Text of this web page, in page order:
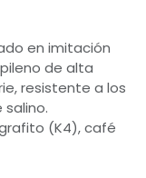
en imitación
de alta
resistente a los
(K4), café